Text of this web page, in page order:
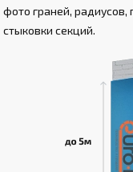
фото граней, радиусов,
стыковки секций.